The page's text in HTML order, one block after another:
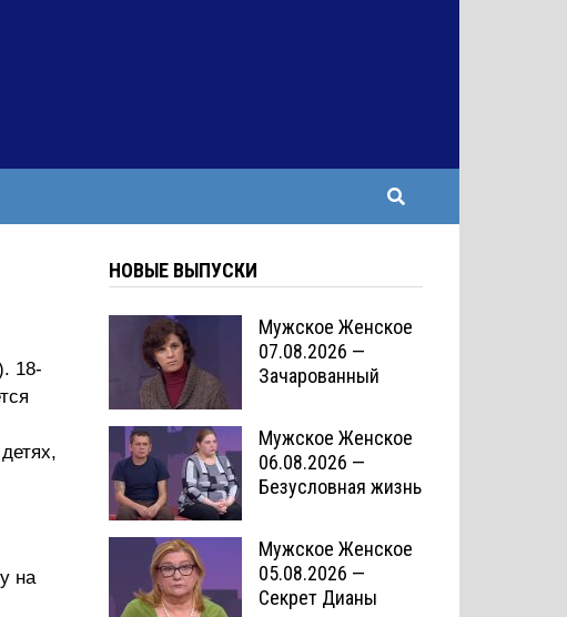
18-
на
НОВЫЕ ВЫПУСКИ
Мужское Женское
07.08.2026 —
Зачарованный
Мужское Женское
06.08.2026 —
Безусловная жизнь
Мужское Женское
05.08.2026 —
Секрет Дианы